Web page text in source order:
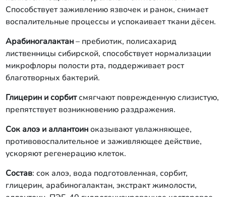
Способствует заживлению язвочек и ранок, снимает
воспалительные процессы и успокаивает ткани дёсен.
Арабиногалактан– пребиотик, полисахарид
лиственницы сибирской, способствует нормализации
микрофлоры полости рта, поддерживает рост
благотворных бактерий.
Глицерин и сорбитсмягчают поврежденную слизистую,
препятствует возникновению раздражения.
Сок алоэ и аллантоиноказывают увлажняющее,
противовоспалительное и заживляющее действие,
ускоряют регенерацию клеток.
Состав: сок алоэ, вода подготовленная, сорбит,
глицерин, арабиногалактан, экстракт жимолости,